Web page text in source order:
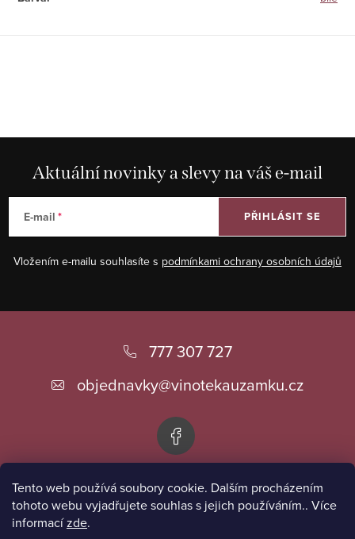
Tento web používá soubory cookie. Dalším procházením
tohoto webu vyjadřujete souhlas s jejich používáním.. Více
informacízde.
Aktuální novinky a slevy na váš e-mail
E-mail
Vložením e-mailu souhlasíte s podmínkami ochrany osobních údajů
PŘIHLÁSIT SE
777 307 727
objednavky@vinotekauzamku.cz
Informace pro vás